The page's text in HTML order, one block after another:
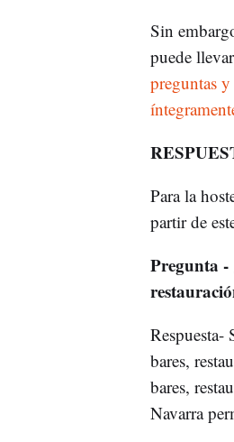
Sin
puede
preguntas y
Para la
partir de
Pregunta -
Respuesta-
bares,
bares,
Navarra